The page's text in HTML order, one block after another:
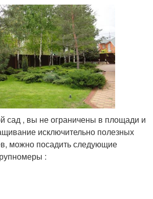
сад , вы не ограничены в площади и
исключительно полезных
можно посадить следующие
: